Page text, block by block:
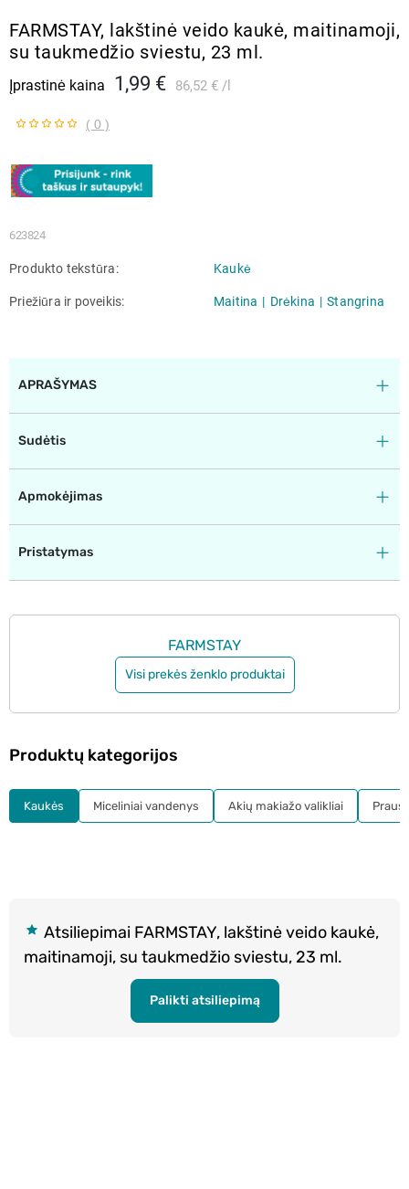
FARMSTAY, lakštinė veido kaukė, maitinamoji,
su taukmedžio sviestu, 23 ml.
Įprastinė kaina 1,99 € 86,52 €
( 0 )
623824
Produkto tekstūra Kaukė
Priežiūra ir poveikis Maitina Drėkina Stangrina
APRAŠYMAS
Sudėtis
Apmokėjimas
Pristatymas
FARMSTAY
Visi prekės ženklo produktai
Atsiliepimai FARMSTAY, lakštinė veido kaukė,
maitinamoji, su taukmedžio sviestu, 23 ml.
Palikti atsiliepimą
Produktų kategorijos
Kaukės Miceliniai vandenys Akių makiažo valikliai